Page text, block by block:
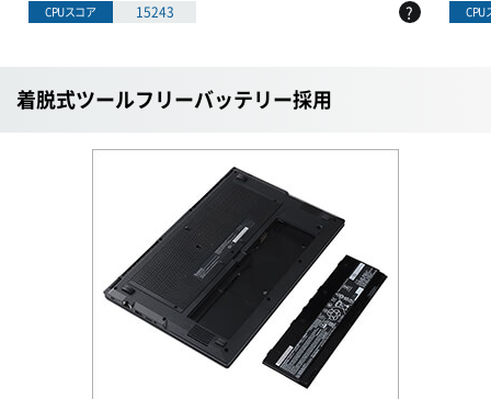
CPUスコア 15243 ? CPU
着脱式ツールフリーバッテリー採用